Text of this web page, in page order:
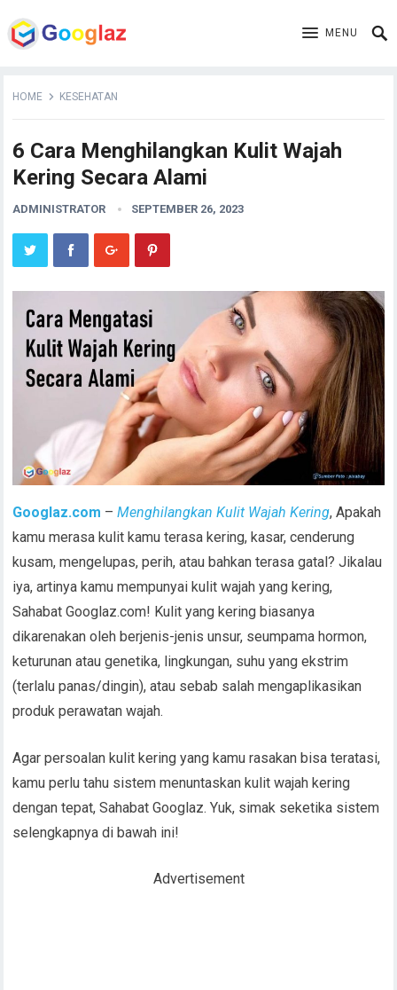
MENU
HOME KESEHATAN
6 Cara Menghilangkan Kulit Wajah
Kering Secara Alami
ADMINISTRATOR SEPTEMBER 26, 2023
Googlaz.com –Menghilangkan Kulit Wajah Kering, Apakah
kamu merasa kulit kamu terasa kering, kasar, cenderung
kusam, mengelupas, perih, atau bahkan terasa gatal? Jikalau
iya, artinya kamu mempunyai kulit wajah yang kering,
Sahabat Googlaz.com! Kulit yang kering biasanya
dikarenakan oleh berjenis-jenis unsur, seumpama hormon,
keturunan atau genetika, lingkungan, suhu yang ekstrim
(terlalu panas/dingin), atau sebab salah mengaplikasikan
produk perawatan wajah.
Agar persoalan kulit kering yang kamu rasakan bisa teratasi,
kamu perlu tahu sistem menuntaskan kulit wajah kering
dengan tepat, Sahabat Googlaz. Yuk, simak seketika sistem
selengkapnya di bawah ini!
Advertisement